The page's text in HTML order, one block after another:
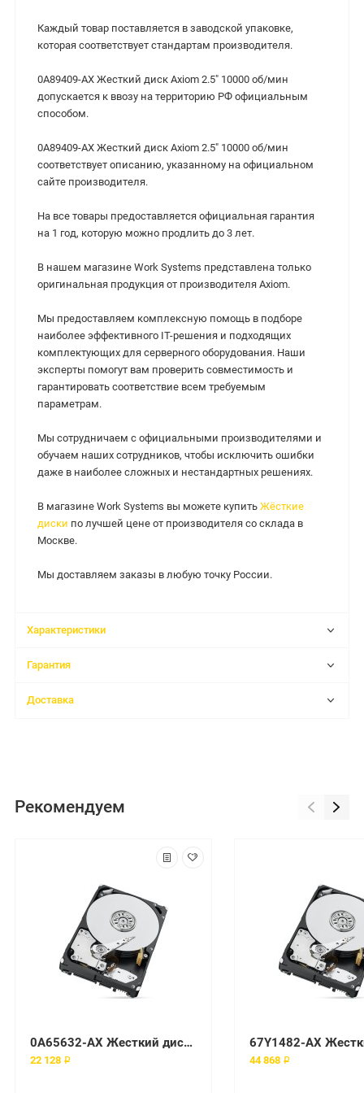
Каждый товар поставляется в заводской упаковке,
которая соответствует стандартам производителя.
0A89409-AX Жесткий диск Axiom 2.5" 10000 об/мин
допускается к ввозу на территорию РФ официальным
способом.
0A89409-AX Жесткий диск Axiom 2.5" 10000 об/мин
cоответствует описанию, указанному на официальном
сайте производителя.
На все товары предоставляется официальная гарантия
на 1 год, которую можно продлить до 3 лет.
В нашем магазине Work Systems представлена только
оригинальная продукция от производителя Axiom.
Мы предоставляем комплексную помощь в подборе
наиболее эффективного IT-решения и подходящих
комплектующих для серверного оборудования. Наши
эксперты помогут вам проверить совместимость и
гарантировать соответствие всем требуемым
параметрам.
Мы сотрудничаем с официальными производителями и
обучаем наших сотрудников, чтобы исключить ошибки
даже в наиболее сложных и нестандартных решениях.
В магазине Work Systems вы можете купить Жёсткие
диски по лучшей цене от производителя со склада в
Москве.
Мы доставляем заказы в любую точку России.
Характеристики
Гарантия
Доставка
Рекомендуем
0A65632-AX Жесткий диск Axiom 7200 об/мин SATA
22 128 ₽ 44 868 ₽